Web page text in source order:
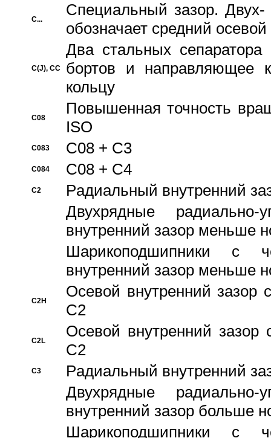
C...
Специальный зазор.
обозначает средний
C(J), CC
Два стальных сепаратора
бортов и направляющее
кольцу
C08
Повышенная точность
ISO
C083 C08 + C3
C084 C08 + C4
C2
Pадиальный внутренний
Двухрядные радиально-
внутренний зазор меньше
Шарикоподшипники с
внутренний зазор меньше
C2H
Осевой внутренний зазор
C2
C2L
Осевой внутренний зазор
C2
C3
Pадиальный внутренний
Двухрядные радиально-
внутренний зазор больше
Шарикоподшипники с